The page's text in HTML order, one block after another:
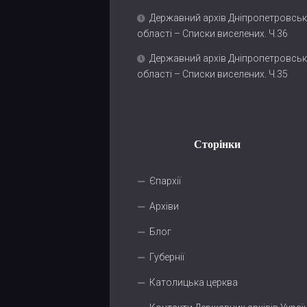
Державний архів
області – Списки виселених. Ч.36
Державний архів
області – Списки виселених. Ч.35
Сторінки
Єпархії
Архіви
Блог
Губернії
Католицька церква